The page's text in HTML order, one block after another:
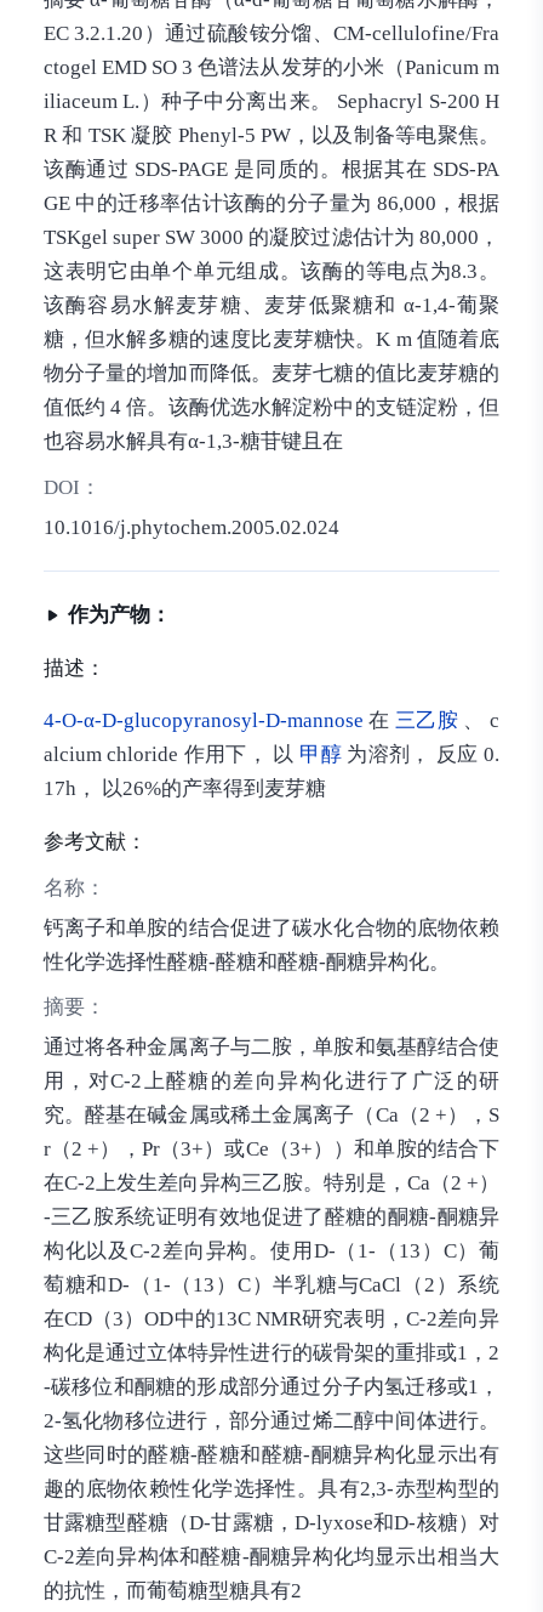
EC 3.2.1.20）通过硫酸铵分馏、CM-cellulofine/Fra
ctogel EMD SO 3 色谱法从发芽的小米（Panicum m
iliaceum L.）种子中分离出来。 Sephacryl S-200 H
R 和 TSK 凝胶 Phenyl-5 PW，以及制备等电聚焦。
该酶通过 SDS-PAGE 是同质的。根据其在 SDS-PA
GE 中的迁移率估计该酶的分子量为 86,000，根据
TSKgel super SW 3000 的凝胶过滤估计为 80,000，
这表明它由单个单元组成。该酶的等电点为8.3。
该酶容易水解麦芽糖、麦芽低聚糖和 α-1,4-葡聚
糖，但水解多糖的速度比麦芽糖快。K m 值随着底
物分子量的增加而降低。麦芽七糖的值比麦芽糖的
值低约 4 倍。该酶优选水解淀粉中的支链淀粉，但
也容易水解具有α-1,3-糖苷键且在
DOI：
10.1016/j.phytochem.2005.02.024
作为产物：
描述：
4-O-α-D-glucopyranosyl-D-mannose 在 三乙胺 、 c
alcium chloride 作用下， 以 甲醇为溶剂， 反应 0.
17h， 以26%的产率得到麦芽糖
参考文献：
名称：
钙离子和单胺的结合促进了碳水化合物的底物依赖
性化学选择性醛糖-醛糖和醛糖-酮糖异构化。
摘要：
通过将各种金属离子与二胺，单胺和氨基醇结合使
用，对C-2上醛糖的差向异构化进行了广泛的研
究。醛基在碱金属或稀土金属离子（Ca（2 +），S
r（2 +），Pr（3+）或Ce（3+））和单胺的结合下
在C-2上发生差向异构三乙胺。特别是，Ca（2 +）
-三乙胺系统证明有效地促进了醛糖的酮糖-酮糖异
构化以及C-2差向异构。使用D-（1-（13）C）葡
萄糖和D-（1-（13）C）半乳糖与CaCl（2）系统
在CD（3）OD中的13C NMR研究表明，C-2差向异
构化是通过立体特异性进行的碳骨架的重排或1，2
-碳移位和酮糖的形成部分通过分子内氢迁移或1，
2-氢化物移位进行，部分通过烯二醇中间体进行。
这些同时的醛糖-醛糖和醛糖-酮糖异构化显示出有
趣的底物依赖性化学选择性。具有2,3-赤型构型的
甘露糖型醛糖（D-甘露糖，D-lyxose和D-核糖）对
C-2差向异构体和醛糖-酮糖异构化均显示出相当大
的抗性，而葡萄糖型糖具有2